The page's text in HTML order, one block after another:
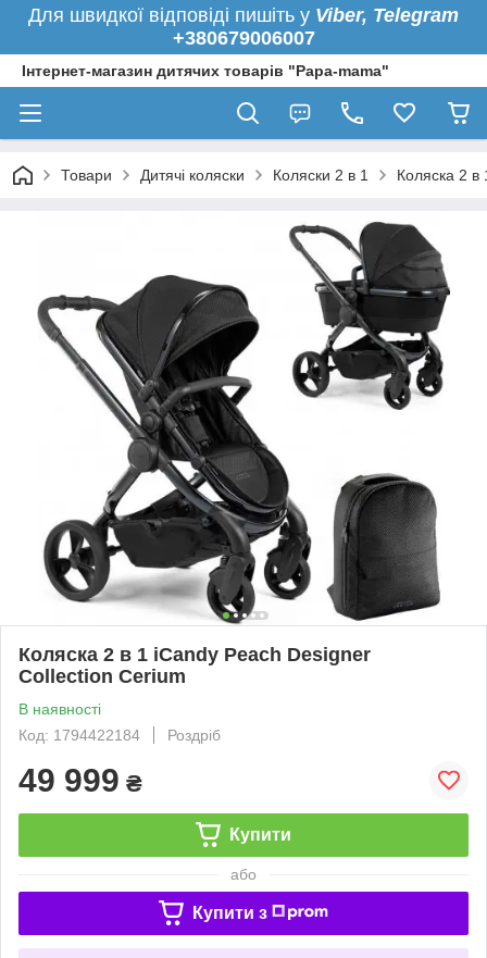
Для швидкої відповіді пишіть у Viber, Telegram
+380679006007
Інтернет-магазин дитячих товарів "Papa-mama"
Товари Дитячі коляски Коляски 2 в 1 Коляска 2
Коляска 2 в 1 iCandy Peach Designer
Collection Cerium
В наявності
Код: 1794422184
Роздріб
49 999 ₴
Купити
або
Купити з